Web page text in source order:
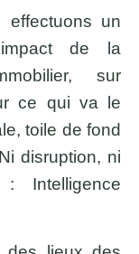
effectuons un
de la
sur
ce qui va le
toile de fond
disruption, ni
: Intelligence